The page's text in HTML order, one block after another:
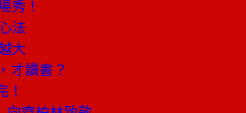
秀！
法
大
才讀書？